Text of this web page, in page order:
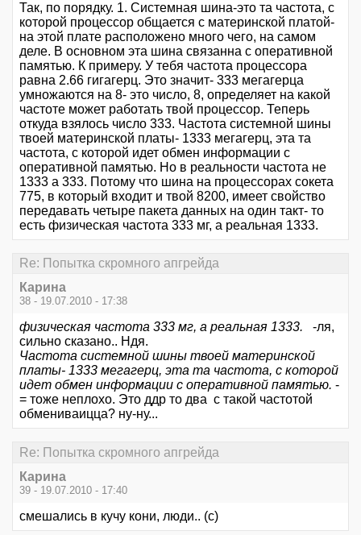
Так, по порядку. 1. Системная шина-это та частота, с
которой процессор общается с материнской платой-
на этой плате расположено много чего, на самом
деле. В основном эта шина связанна с оперативной
памятью. К примеру. У тебя частота процессора
равна 2.66 гигагерц. Это значит- 333 мегагерца
умножаются на 8- это число, 8, определяет на какой
частоте может работать твой процессор. Теперь
откуда взялось число 333. Частота системной шины
твоей материнской платы- 1333 мегагерц, эта та
частота, с которой идет обмен информации с
оперативной памятью. Но в реальности частота не
1333 а 333. Потому что шина на процессорах сокета
775, в который входит и твой 8200, имеет свойство
передавать четыре пакета данных на один такт- то
есть физическая частота 333 мг, а реальная 1333.
Re: Попытка скромного апгрейда
Карина
38 - 19.07.2010 - 17:38
физическая частота 333 мг, а реальная 1333.
-ля,
сильно сказано.. Ндя.
Частота системной шины твоей материнской
платы- 1333 мегагерц, эта та частота, с которой
идет обмен информации с оперативной памятью. -
= тоже неплохо. Это ддр то два с такой частотой
обмениваицца? ну-ну...
Re: Попытка скромного апгрейда
Карина
39 - 19.07.2010 - 17:40
смешались в кучу кони, люди.. (с)